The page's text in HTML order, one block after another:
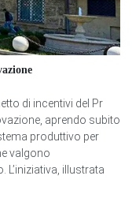
di incentivi del Pr
aprendo subito
produttivo per
valgono
illustrata